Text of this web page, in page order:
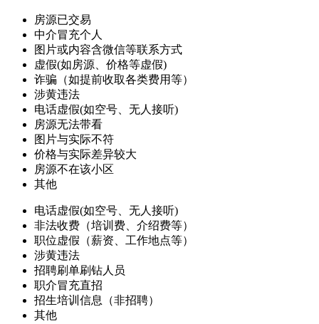
房源已交易
中介冒充个人
图片或内容含微信等联系方式
虚假(如房源、价格等虚假)
诈骗（如提前收取各类费用等）
涉黄违法
电话虚假(如空号、无人接听)
房源无法带看
图片与实际不符
价格与实际差异较大
房源不在该小区
其他
电话虚假(如空号、无人接听)
非法收费（培训费、介绍费等）
职位虚假（薪资、工作地点等）
涉黄违法
招聘刷单刷钻人员
职介冒充直招
招生培训信息（非招聘）
其他